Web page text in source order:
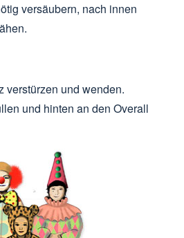
versäubern, nach innen
verstürzen und wenden.
und hinten an den Overall